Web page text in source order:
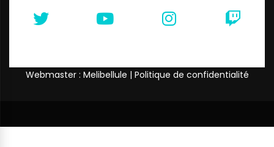
Webmaster : Melibellule | Politique de confidentialité